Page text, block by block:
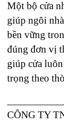
Một bộ cửa
giúp ngôi
bền vững
đúng đơn vị
giúp cửa
trọng theo
CÔNG TY